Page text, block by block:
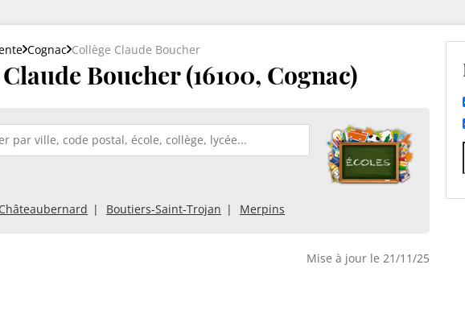
Cognac Collège Claude Boucher
Boucher (16100, Cognac)
Châteaubernard Boutiers-Saint-Trojan Merpins
Mise à jour le 21/11/25